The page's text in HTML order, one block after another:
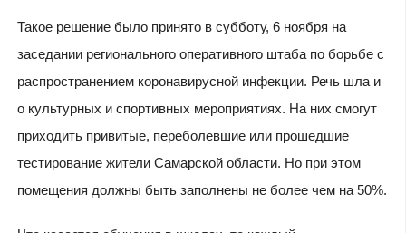
Такое решение было принято в субботу, 6 ноября на
заседании регионального оперативного штаба по борьбе с
распространением коронавирусной инфекции. Речь шла и
о культурных и спортивных мероприятиях. На них смогут
приходить привитые, переболевшие или прошедшие
тестирование жители Самарской области. Но при этом
помещения должны быть заполнены не более чем на 50%.